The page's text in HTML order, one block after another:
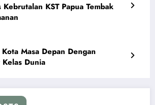
Kebrutalan KST Papua Tembak
Masa Depan Dengan
Dunia